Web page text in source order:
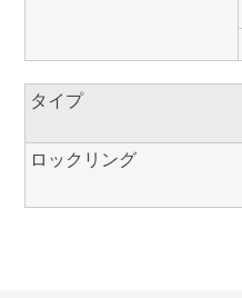
タイプ
ロックリング